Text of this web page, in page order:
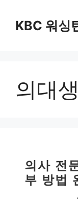
KBC 워싱
의대
의사 전
부 방법